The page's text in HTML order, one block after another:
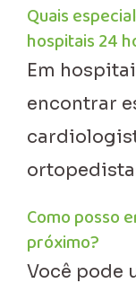
Quais
hospitais 24
Em
encontrar
Como posso
próximo?
Você pode